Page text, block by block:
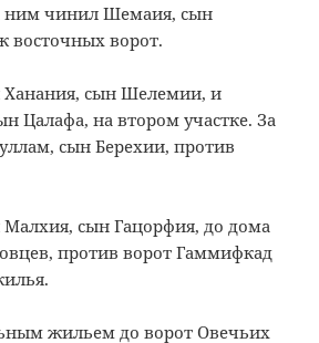
ним чинил Шемаия, сын
восточных ворот.
Ханания, сын Шелемии, и
Цалафа, на втором участке. За
сын Берехии, против
сын Гацорфия, до дома
против ворот Гаммифкад
жильем до ворот Овечьих